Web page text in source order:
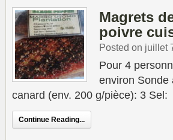
Magrets
poivre
Posted on juillet
Pour 4
environ
canard (env. 200 g/pièce): 3
Continue Reading...